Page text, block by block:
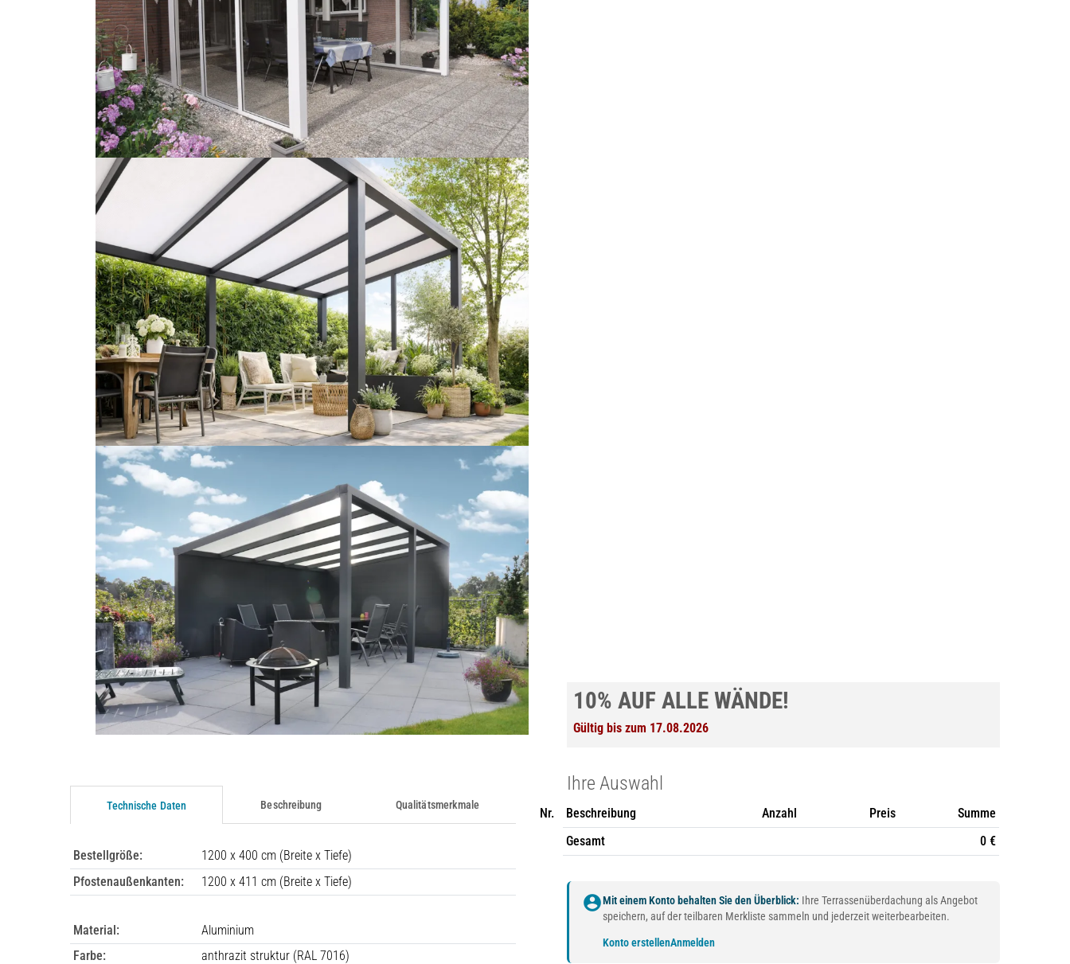
10% AUF ALLE WÄNDE!
Gültig bis zum 17.08.2026
Technische Daten Beschreibung Qualitätsmerkmale
Bestellgröße:
1200 x 400 cm (Breite x Tiefe)
Pfostenaußenkanten:
1200 x 411 cm (Breite x Tiefe)
Material:
Aluminium
Farbe:
anthrazit struktur (RAL 7016)
Ihre Auswahl
Nr. Beschreibung Anzahl Preis
Summe
Gesamt
0 €
account_circleMit einem Konto behalten Sie den Überblick: Ihre Terrassenüberdachung als Angebot
speichern, auf der teilbaren Merkliste sammeln und jederzeit weiterbearbeiten.
Konto erstellenAnmelden